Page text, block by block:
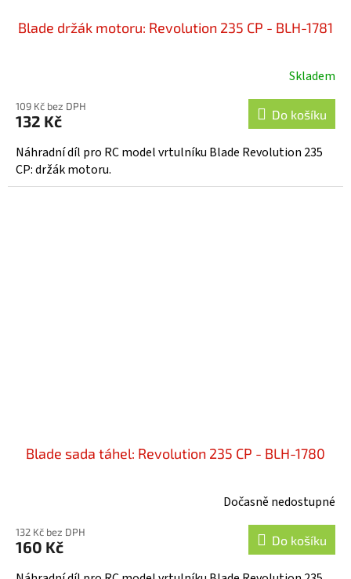
Blade držák motoru: Revolution 235 CP - BLH-1781
Skladem
109 Kč bez DPH
132 Kč Do košíku
Náhradní díl pro RC model vrtulníku Blade Revolution 235
CP: držák motoru.
Blade sada táhel: Revolution 235 CP - BLH-1780
Dočasně nedostupné
132 Kč bez DPH
160 Kč Do košíku